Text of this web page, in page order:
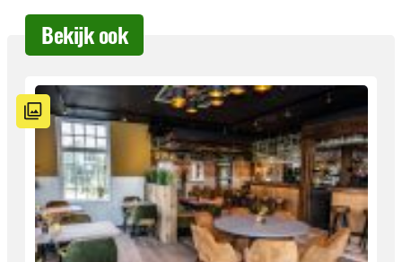
Bekijk ook